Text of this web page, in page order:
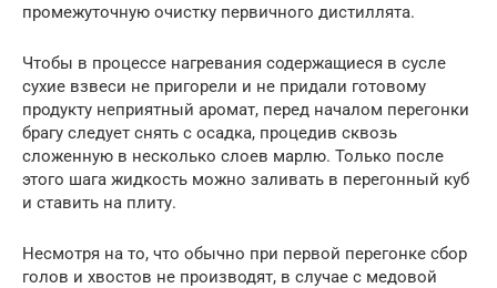
промежуточную очистку первичного дистиллята.
Чтобы в процессе нагревания содержащиеся в сусле
сухие взвеси не пригорели и не придали готовому
продукту неприятный аромат, перед началом перегонки
брагу следует снять с осадка, процедив сквозь
сложенную в несколько слоев марлю. Только после
этого шага жидкость можно заливать в перегонный куб
и ставить на плиту.
Несмотря на то, что обычно при первой перегонке сбор
голов и хвостов не производят, в случае с медовой